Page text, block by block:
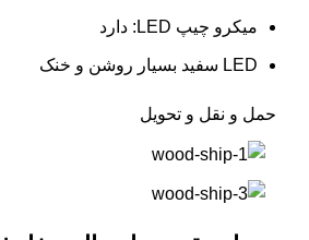
میکرو چیپ LED: دارد
LED سفید بسیار روشن و خنک
حمل و نقل و تحویل